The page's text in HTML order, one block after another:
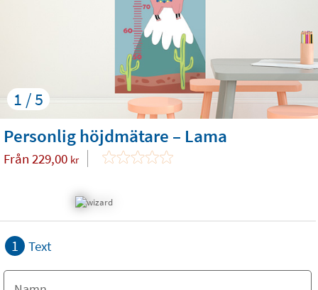
1 / 5
Personlig höjdmätare – Lama
Från 229,00 kr
1 Text